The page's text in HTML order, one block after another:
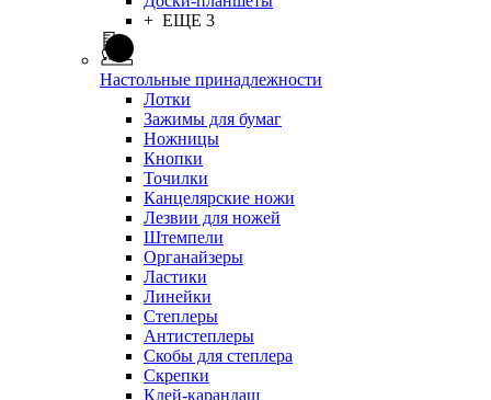
+ ЕЩЕ 3
Настольные принадлежности
Лотки
Зажимы для бумаг
Ножницы
Кнопки
Точилки
Канцелярские ножи
Лезвии для ножей
Штемпели
Органайзеры
Ластики
Линейки
Степлеры
Антистеплеры
Скобы для степлера
Скрепки
Клей-карандаш